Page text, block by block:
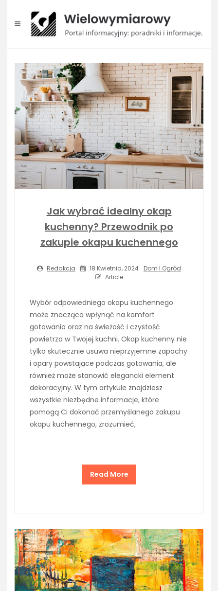
content
Jak wybrać idealny okap
kuchenny? Przewodnik po
zakupie okapu kuchennego
Redakcja 18 Kwietnia, 2024
Dom I Ogród
Article
Wybór odpowiedniego okapu kuchennego
może znacząco wpłynąć na komfort
gotowania oraz na świeżość i czystość
powietrza w Twojej kuchni. Okap kuchenny nie
tylko skutecznie usuwa nieprzyjemne zapachy
i opary powstające podczas gotowania, ale
również może stanowić elegancki element
dekoracyjny. W tym artykule znajdziesz
wszystkie niezbędne informacje, które
pomogą Ci dokonać przemyślanego zakupu
okapu kuchennego, zrozumieć,
Read More